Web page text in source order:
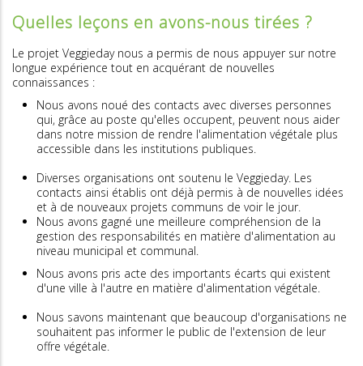
Quelles leçons en avons-nous tirées ?
Le projet Veggieday nous a permis de nous appuyer sur notre
longue expérience tout en acquérant de nouvelles
connaissances :
Nous avons noué des contacts avec diverses personnes
qui, grâce au poste qu'elles occupent, peuvent nous aider
dans notre mission de rendre l'alimentation végétale plus
accessible dans les institutions publiques.
Diverses organisations ont soutenu le Veggieday. Les
contacts ainsi établis ont déjà permis à de nouvelles idées
et à de nouveaux projets communs de voir le jour.
Nous avons gagné une meilleure compréhension de la
gestion des responsabilités en matière d'alimentation au
niveau municipal et communal.
Nous avons pris acte des importants écarts qui existent
d'une ville à l'autre en matière d'alimentation végétale.
Nous savons maintenant que beaucoup d'organisations ne
souhaitent pas informer le public de l'extension de leur
offre végétale.